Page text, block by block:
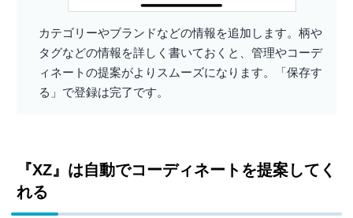
カテゴリーやブランドなどの情報を追加します。柄や
タグなどの情報を詳しく書いておくと、管理やコーデ
ィネートの提案がよりスムーズになります。「保存す
る」で登録は完了です。
『XZ』は自動でコーディネートを提案してく
れる